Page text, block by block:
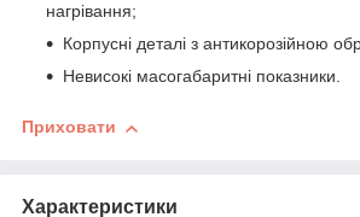
нагрівання;
Корпусні деталі з антикорозійною
Невисокі масогабаритні показники.
Приховати
Характеристики